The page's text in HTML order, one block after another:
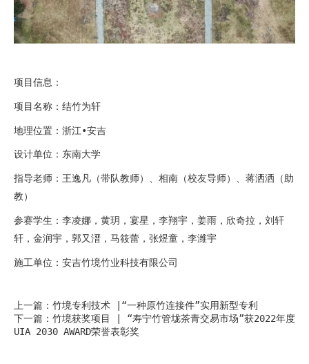
项目信息：
项目名称：结竹为轩
地理位置：浙江•安吉
设计单位：东南大学
指导老师：王逸凡（带队教师）、相南（校友导师）、蒋洒洒（助
教）
参赛学生：李凌娜，黄玥，宴星，李翔宇，姜雨，欣奇拉，刘轩
轩，金润宇，郭又溍，马筱蕾，张煜童，李潍宇
施工单位：安吉竹境竹业科技有限公司
上一篇：竹境专利技术 |“一种原竹连接件”实用新型专利
下一篇：竹境获奖项目 | “寿宁竹管垅茶青交易市场”获2022年度
UIA 2030 AWARD荣誉表彰奖